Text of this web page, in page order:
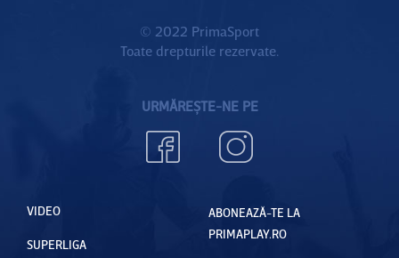
© 2022 PrimaSport
Toate drepturile rezervate.
URMĂREȘTE-NE PE
VIDEO
SUPERLIGA
ABONEAZĂ-TE LA
PRIMAPLAY.RO